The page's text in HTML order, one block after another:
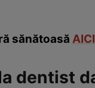
sănătoasă AICI
dentist